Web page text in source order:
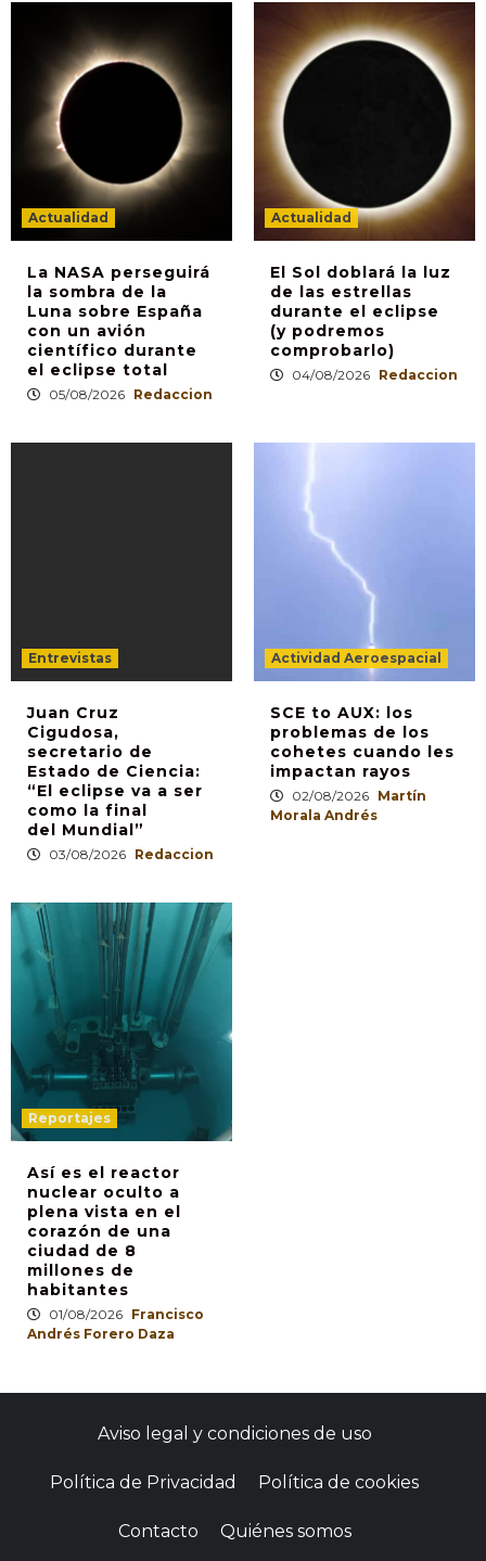
Actualidad
La NASA perseguirá
la sombra de la
Luna sobre España
con un avión
científico durante
el eclipse total
05/08/2026 Redaccion
Actualidad
El Sol doblará la luz
de las estrellas
durante el eclipse
(y podremos
comprobarlo)
04/08/2026 Redaccion
Entrevistas
Juan Cruz
Cigudosa,
secretario de
Estado de Ciencia:
“El eclipse va a ser
como la final
del Mundial”
03/08/2026 Redaccion
Actividad Aeroespacial
SCE to AUX: los
problemas de los
cohetes cuando les
impactan rayos
02/08/2026 Martín
Morala Andrés
Reportajes
Así es el reactor
nuclear oculto a
plena vista en el
corazón de una
ciudad de 8
millones de
habitantes
01/08/2026 Francisco
Andrés Forero Daza
Aviso legal y condiciones de uso
Política de Privacidad Política de cookies
Contacto Quiénes somos